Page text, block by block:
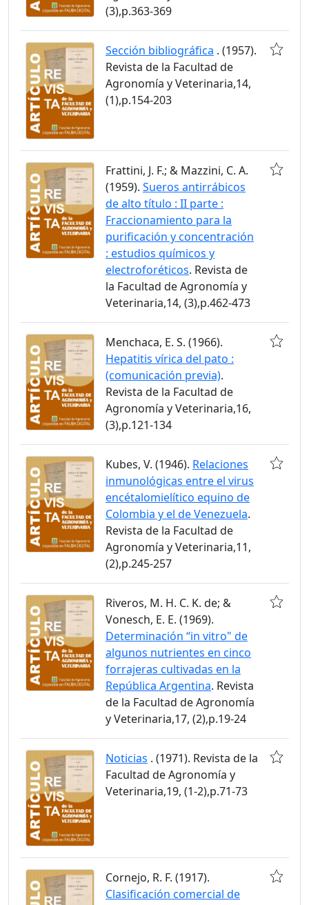
(3),p.363-369
Sección bibliográfica . (1957).
Revista de la Facultad de
Agronomía y Veterinaria,14,
(1),p.154-203
Frattini, J. F.; & Mazzini, C. A.
(1959). Sueros antirrábicos
de alto título : II parte :
Fraccionamiento para la
purificación y concentración
: estudios químicos y
electroforéticos. Revista de
la Facultad de Agronomía y
Veterinaria,14, (3),p.462-473
Menchaca, E. S. (1966).
Hepatitis vírica del pato :
(comunicación previa).
Revista de la Facultad de
Agronomía y Veterinaria,16,
(3),p.121-134
Kubes, V. (1946). Relaciones
inmunológicas entre el virus
encétalomielítico equino de
Colombia y el de Venezuela.
Revista de la Facultad de
Agronomía y Veterinaria,11,
(2),p.245-257
Riveros, M. H. C. K. de; &
Vonesch, E. E. (1969).
Determinación “in vitro" de
algunos nutrientes en cinco
forrajeras cultivadas en la
República Argentina. Revista
de la Facultad de Agronomía
y Veterinaria,17, (2),p.19-24
Noticias . (1971). Revista de la
Facultad de Agronomía y
Veterinaria,19, (1-2),p.71-73
Cornejo, R. F. (1917).
Clasificación comercial de